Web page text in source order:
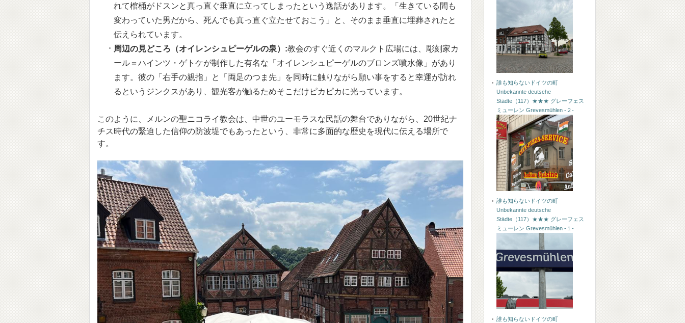
れて棺桶がドスンと真っ直ぐ垂直に立ってしまったという逸話があります。「生きている間も
変わっていた男だから、死んでも真っ直ぐ立たせておこう」と、そのまま垂直に埋葬されたと
伝えられています。
周辺の見どころ（オイレンシュピーゲルの泉）:教会のすぐ近くのマルクト広場には、彫刻家カ
ール＝ハインツ・ゲトケが制作した有名な「オイレンシュピーゲルのブロンズ噴水像」があり
ます。彼の「右手の親指」と「両足のつま先」を同時に触りながら願い事をすると幸運が訪れ
るというジンクスがあり、観光客が触るためそこだけピカピカに光っています。
このように、メルンの聖ニコライ教会は、中世のユーモラスな民話の舞台でありながら、20世紀ナ
チス時代の緊迫した信仰の防波堤でもあったという、非常に多面的な歴史を現代に伝える場所で
す。
誰も知らないドイツの町
Unbekannte deutsche
Städte（117）★★★ グレーフェス
ミューレン Grevesmühlen -２-
誰も知らないドイツの町
Unbekannte deutsche
Städte（117）★★★ グレーフェス
ミューレン Grevesmühlen -１-
誰も知らないドイツの町